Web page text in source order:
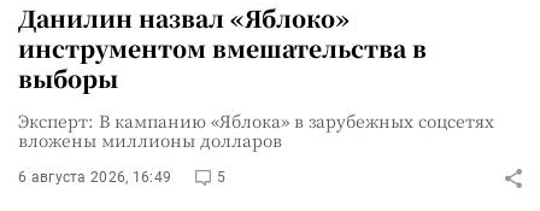
Данилин назвал «Яблоко»
инструментом вмешательства в
выборы
Эксперт: В кампанию «Яблока» в зарубежных соцсетях
вложены миллионы долларов
6 августа 2026, 16:49 5